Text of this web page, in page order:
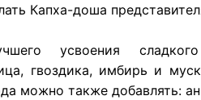
Капха-доша
усвоения
гвоздика, имбирь и
можно также добавлять: